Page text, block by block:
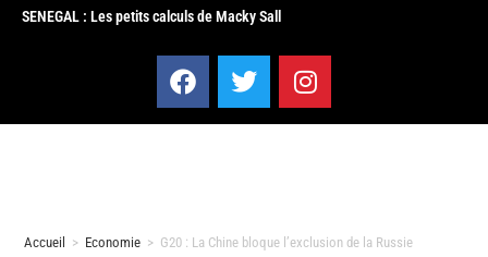
SENEGAL : Les petits calculs de Macky Sall
Accueil > Economie > G20 : La Chine bloque l’exclusion de la Russie